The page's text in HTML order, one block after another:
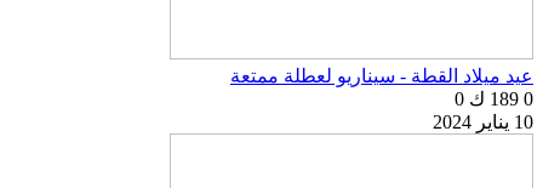
عيد ميلاد القطة - سيناريو لعطلة ممتعة
0 189 ك
0
10 يناير 2024